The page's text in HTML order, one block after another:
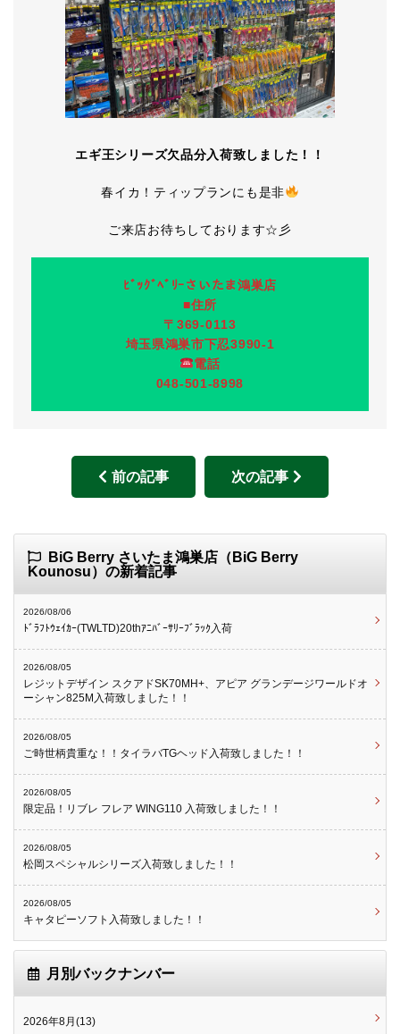
エギ王シリーズ欠品分入荷致しました！！
春イカ！ティップランにも是非
ご来店お待ちしております☆彡
ﾋﾞｯｸﾞﾍﾞﾘｰさいたま鴻巣店
■住所
〒369-0113
埼玉県鴻巣市下忍3990-1
電話
048-501-8998
前の記事 次の記事
BiG Berry さいたま鴻巣店（BiG Berry
Kounosu）の新着記事
2026/08/06
ﾄﾞﾗﾌﾄｳｪｲｶｰ(TWLTD)20thｱﾆﾊﾞｰｻﾘｰﾌﾞﾗｯｸ入荷
2026/08/05
レジットデザイン スクアドSK70MH+、アピア グランデージワールドオ
ーシャン825M入荷致しました！！
2026/08/05
ご時世柄貴重な！！タイラバTGヘッド入荷致しました！！
2026/08/05
限定品！リブレ フレア WING110 入荷致しました！！
2026/08/05
松岡スペシャルシリーズ入荷致しました！！
2026/08/05
キャタピーソフト入荷致しました！！
月別バックナンバー
2026年8月(13)